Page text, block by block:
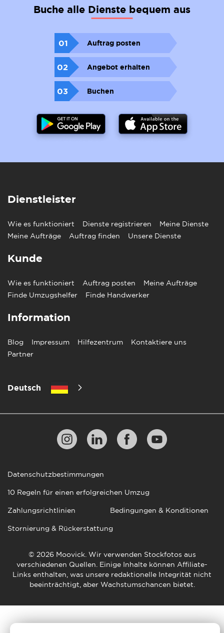
Buche alle Dienste bequem aus
01 Auftrag posten
02 Angebot erhalten
03 Buchen
Dienstleister
Wie es funktioniert Dienste registrieren
Meine Dienste
Meine Aufträge
Auftrag finden Unsere Dienste
Kunde
Wie es funktioniert Auftrag posten
Meine Aufträge
Finde Umzugshelfer
Finde Handwerker
Information
Blog Impressum Hilfezentrum
Kontaktiere uns
Partner
Deutsch
© 2026 Moovick. Wir verwenden Stockfotos aus
verschiedenen Quellen. Einige Inhalte können Affiliate-
Links enthalten, was unsere redaktionelle Integrität nicht
beeinträchtigt, aber Wachstumschancen bietet.
Datenschutzbestimmungen
10 Regeln für einen erfolgreichen Umzug
Zahlungsrichtlinien Bedingungen & Konditionen
Stornierung & Rückerstattung